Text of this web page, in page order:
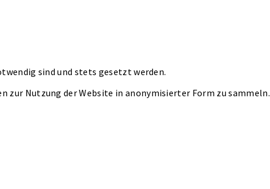
sind und stets gesetzt werden.
Nutzung der Website in anonymisierter Form zu sammeln.